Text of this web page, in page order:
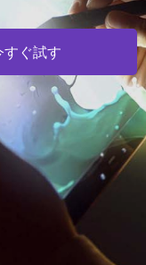
すぐ試す